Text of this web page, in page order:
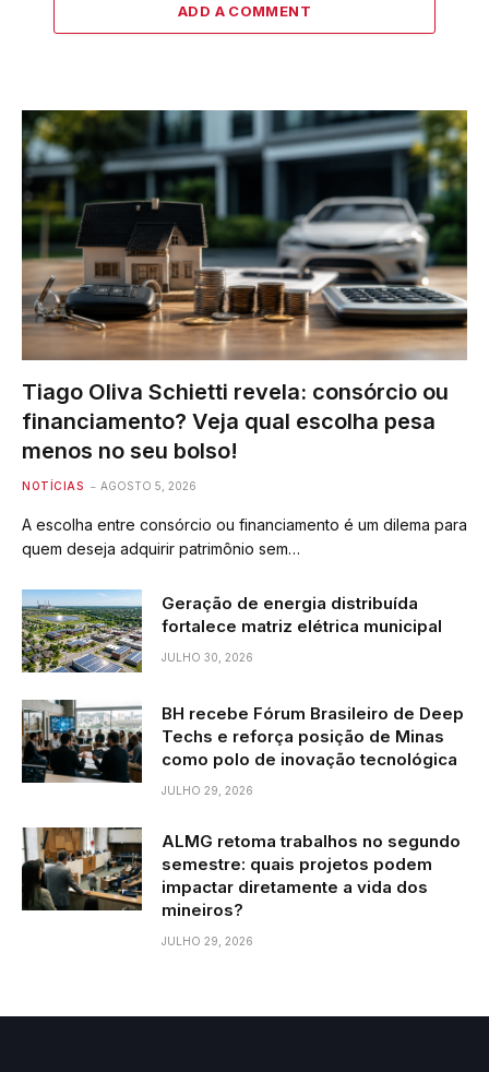
ADD A COMMENT
Tiago Oliva Schietti revela: consórcio ou
financiamento? Veja qual escolha pesa
menos no seu bolso!
NOTÍCIAS AGOSTO 5, 2026
A escolha entre consórcio ou financiamento é um dilema para
quem deseja adquirir patrimônio sem…
Geração de energia distribuída
fortalece matriz elétrica municipal
JULHO 30, 2026
BH recebe Fórum Brasileiro de Deep
Techs e reforça posição de Minas
como polo de inovação tecnológica
JULHO 29, 2026
ALMG retoma trabalhos no segundo
semestre: quais projetos podem
impactar diretamente a vida dos
mineiros?
JULHO 29, 2026